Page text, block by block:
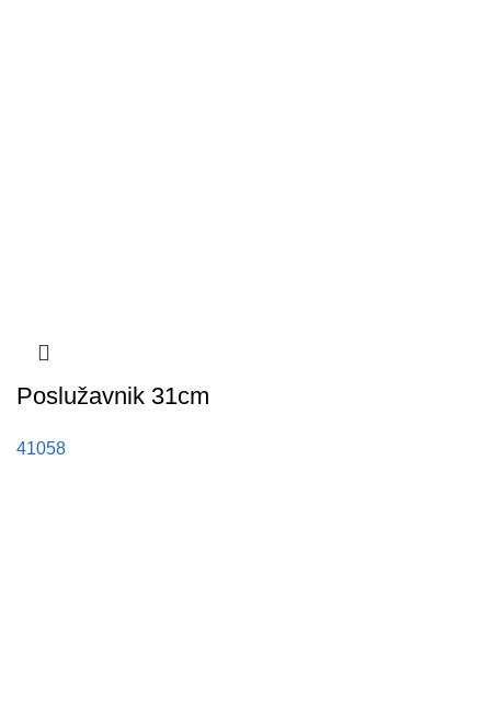
Poslužavnik 31cm
41058